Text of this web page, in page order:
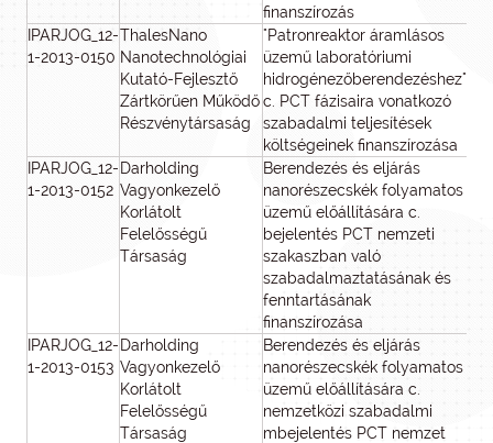
finanszírozás
IPARJOG_12-
1-2013-0150
ThalesNano
Nanotechnológiai
Kutató-Fejlesztő
Zártkörűen Működő
Részvénytársaság
"Patronreaktor áramlásos
üzemű laboratóriumi
hidrogénezőberendezéshez"
c. PCT fázisaira vonatkozó
szabadalmi teljesítések
költségeinek finanszírozása
IPARJOG_12-
1-2013-0152
Darholding
Vagyonkezelő
Korlátolt
Felelősségű
Társaság
Berendezés és eljárás
nanorészecskék folyamatos
üzemű előállítására c.
bejelentés PCT nemzeti
szakaszban való
szabadalmaztatásának és
fenntartásának
finanszírozása
IPARJOG_12-
1-2013-0153
Darholding
Vagyonkezelő
Korlátolt
Felelősségű
Társaság
Berendezés és eljárás
nanorészecskék folyamatos
üzemű előállítására c.
nemzetközi szabadalmi
mbejelentés PCT nemzet